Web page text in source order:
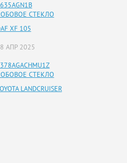
СТЕКЛО
XF 105
АПР 2025
СТЕКЛО
LANDCRUISER